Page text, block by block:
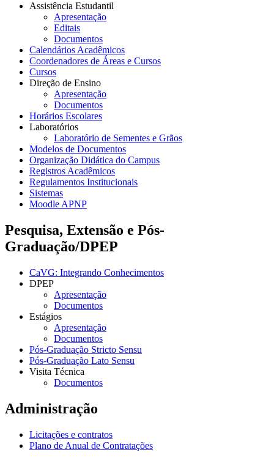
Assistência Estudantil
Apresentação
Editais
Documentos
Calendários Acadêmicos
Coordenadores de Áreas e Cursos
Cursos
Direção de Ensino
Apresentação
Documentos
Horários Escolares
Laboratórios
Laboratório de Sementes e Grãos
Modelos de Documentos
Organização Didática do Campus
Registros Acadêmicos
Regulamentos Institucionais
Sistemas
Moodle APNP
Pesquisa, Extensão e Pós-
Graduação/DPEP
CaVG: Integrando Conhecimentos
DPEP
Apresentação
Documentos
Estágios
Apresentação
Documentos
Pós-Graduação Stricto Sensu
Pós-Graduação Lato Sensu
Visita Técnica
Documentos
Administração
Licitações e contratos
Plano de Anual de Contratações